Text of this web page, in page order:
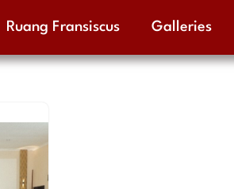
Ruang Fransiscus Galleries